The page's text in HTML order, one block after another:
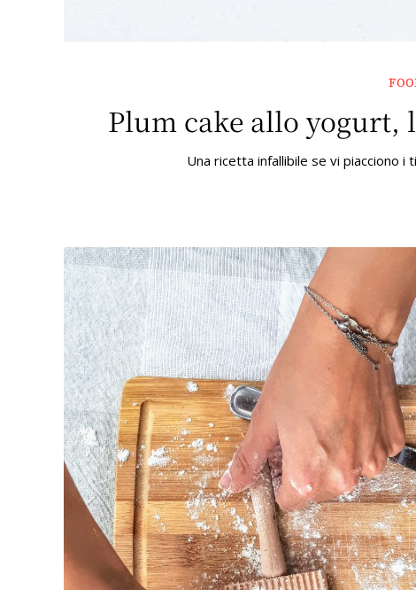
Plum cake allo yogurt,
Una ricetta infallibile se vi piacciono i